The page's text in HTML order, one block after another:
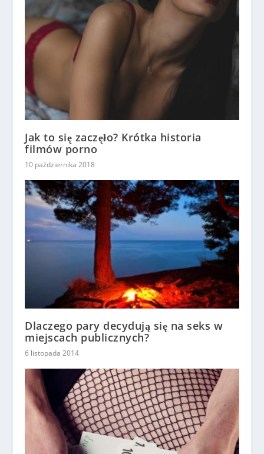
Jak to się zaczęło? Krótka historia
filmów porno
10 października 2018
Dlaczego pary decydują się na seks w
miejscach publicznych?
6 listopada 2014